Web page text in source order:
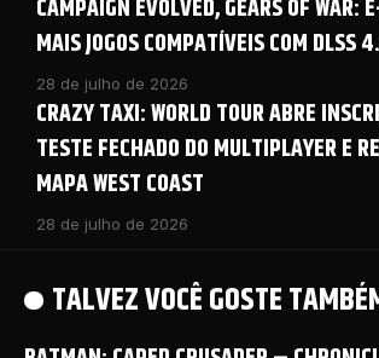
CAMPAIGN EVOLVED, GEARS OF WAR:
MAIS JOGOS COMPATÍVEIS COM DLSS
28 de julho de 2026
CRAZY TAXI: WORLD TOUR ABRE
TESTE FECHADO DO MULTIPLAYER E
MAPA WEST COAST
28 de julho de 2026
TALVEZ VOCÊ GOSTE